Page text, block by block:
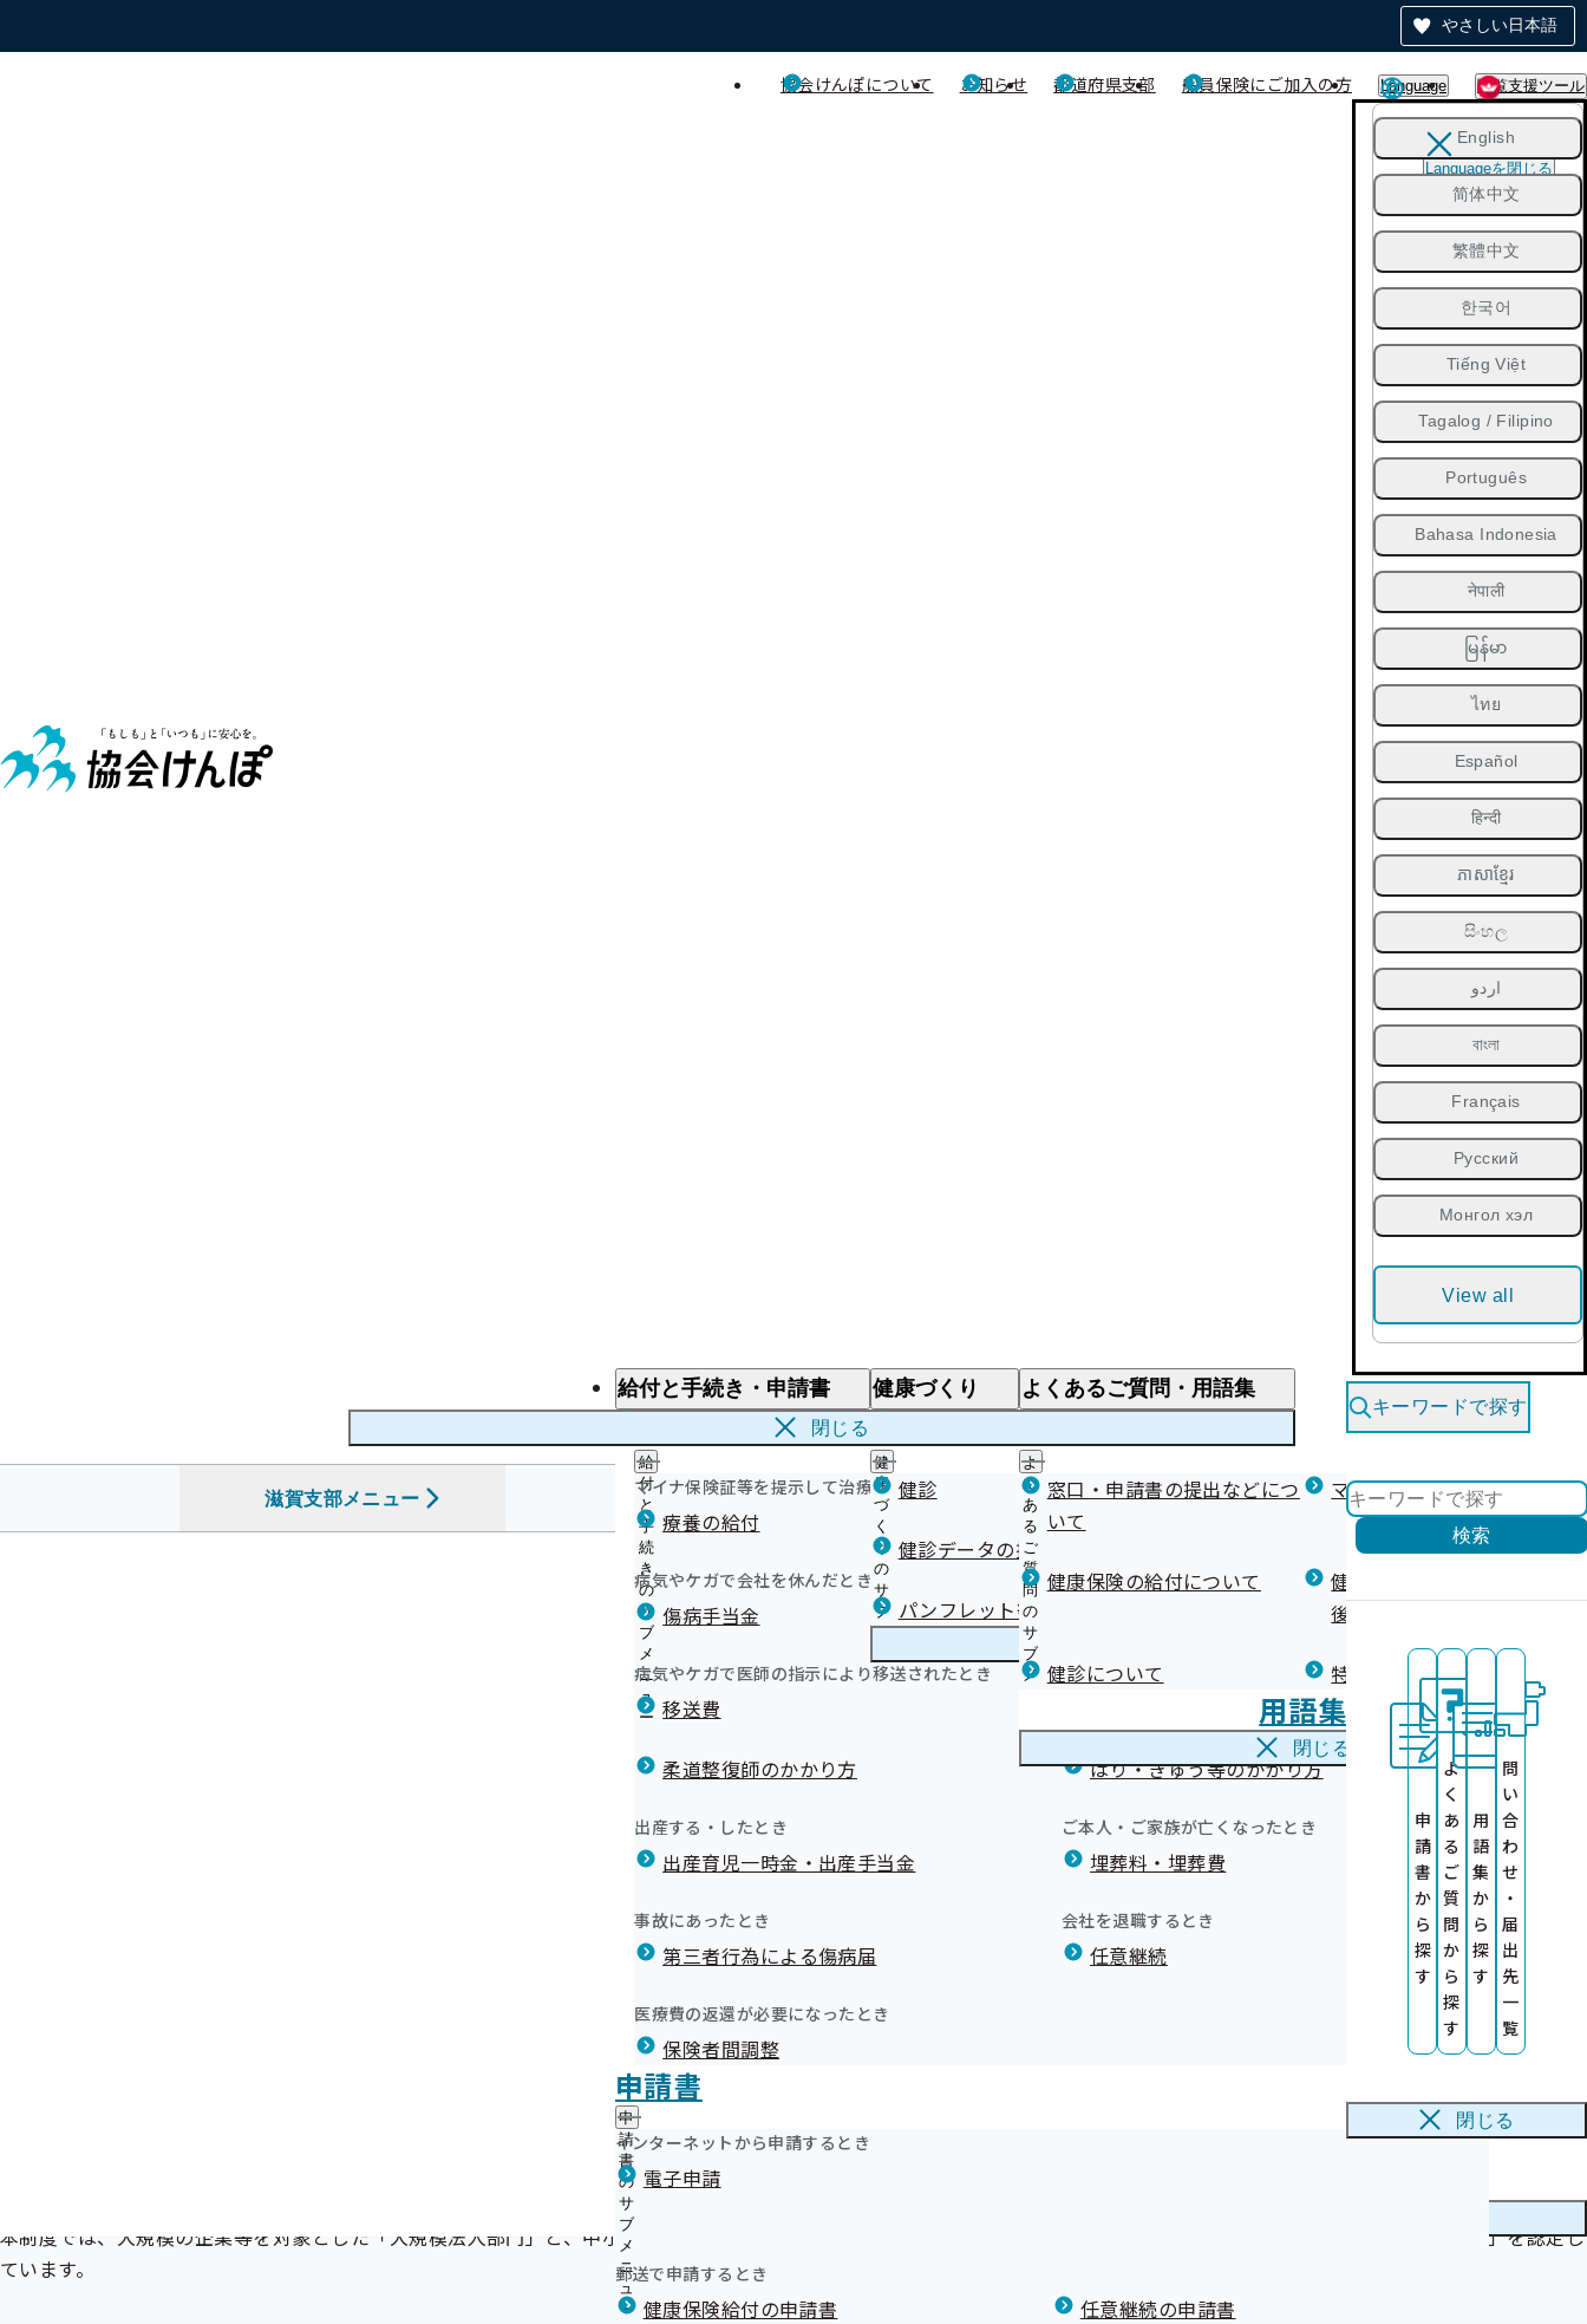
やさしい日本語
協会けんぽについて お知らせ 都道府県支部 船員保険にご加入の方 Language 閲覧支援ツール
English
简体中文
繁體中文
한국어
Tiếng Việt
Tagalog / Filipino
Português
Bahasa Indonesia
नेपाली
မြန်မာ
ไทย
Español
हिन्दी
ភាសាខ្មែរ
සිංහල
اردو
বাংলা
Français
Русский
Монгол хэл
View all
Languageを閉じる
給付と手続き・申請書
給付と手続き
給
付
と
手
続
き
の
サ
ブ
メ
ニ
ュ
ー
マイナ保険証等を提示して治療を受けるとき
療養の給付
医療費が高額になりそう・なったとき
限度額適用認定・高額療養費・高額介護合算
病気やケガで会社を休んだとき
傷病手当金
医療費の全額を負担したとき
病気やケガで医師の指示により移送されたとき
移送費
海外で急な病気にかかり治療を受けたとき
柔道整復師のかかり方 はり・きゅう等のかかり方
出産する・したとき
出産育児一時金・出産手当金
ご本人・ご家族が亡くなったとき
埋葬料・埋葬費
事故にあったとき
第三者行為による傷病届
会社を退職するとき
任意継続
医療費の返還が必要になったとき
保険者間調整
申請書
申
請
書
の
サ
ブ
メ
ニ
ュ
ー
インターネットから申請するとき
電子申請
郵送で申請するとき
健康保険給付の申請書 任意継続の申請書
健康づくり
健
康
づ
く
り
の
サ
ブ
メ
ュ
健診 健診を受けた後の健康づくり
健診データの提供について 健康宣言（コラボヘルス）
パンフレット等（広報） 健康づくりコラム
よくあるご質問・用語集
よ
く
あ
る
ご
質
問
の
サ
ブ
メ
窓口・申請書の提出などにつ
いて
マイナ保険証等関連について
健康保険の給付について
健康保険任意継続制度（退職
後の健康保険）について
健診について 特定保健指導について
用語集
閉じる
閉じる
キーワードで探す
検索
申
請
書
か
ら
探
す
よ
く
あ
る
ご
質
問
か
ら
探
す
用
語
集
か
ら
探
す
問
い
合
わ
せ
・
届
出
先
一
覧
閉じる
滋賀支部メニュー
を開く
滋賀支部
滋賀支部からのお知らせ
滋賀支部の健診・保健指導のご案内
滋
の
令和8年度生活習慣病予防健診・特定健康診査のご案内
被保険者（ご本人）様の健診・保健指導のご案内
被扶養者（ご家族）様の健診・健康サポート（特定保健指導）のご案内
定期健康診断（事業者健診）結果の提出について（お願い）
健診機関様へ公募のご案内
滋賀支部が外部委託している事業所・健診機関について
健診実施機関一覧等
康
「健康保険委員」にぜひご登録ください！
届出一覧（追加・交代等）
令和7年度 健康保険委員功労者を表彰しました
健康保険委員登録勧奨業務の外部委託について
健康づくり
セミナー・イベント
滋賀支部 第3期保健事業実施計画（データヘルス計画）
【事業所向け】健康教室のご案内
健康経営取組事例集のご紹介
健康経営優良法人認定を目指しましょう
協賛募集 事業所向けヘルスケアサポート事業
健康経営の普及推進に向けた協力・連携に関する協定締結
お役立ち健康レシピシリーズ
【広報誌】協会けんぽしが（納入告知書同封リーフレット）
た～
皆様の取組で保険料率が変わる！【インセンティブ制度】
事業主向け 従業員の健診受診後のフォロー用ポスター
我が名は石田三成！滋賀支部の健康宣言部長である
協会けんぽ滋賀支部YouTubeチャンネルのご案内
滋賀支部公式LINEについて（友だち募集中!!）
メールマガジン
統計情報
滋賀支部について
所在地・連絡先
個人情報保護
調達情報
採用情報
地方自治体及び関係団体との連携協定
情報公開
評議会
事務処理誤り
リンク集
健康経営優良法人認定を目指しましょう
地域の健康課題に即した取組や日本健康会議が進める健康増進の取組をもとに、特に優良な健康経営を実践している大企業や中小企業等の法人を顕彰する制度です。経済産業省が制
健康経営に取り組む優良な法人を「見える化」することで、「従業員の健康管理を経営的な視点で考え、戦略的に取り組んでいる法人」として社会的に評価を受けることができる環
本制度では、大規模の企業等を対象とした「大規模法人部門」と、中小規模の企業等を対象とした「中小規模法人部門」の2つの部門により、それぞれ「健康経営優良法人」を認定し
ています。